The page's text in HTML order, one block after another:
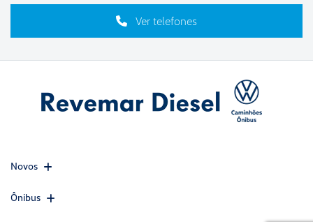
Ver telefones
Novos
Ônibus